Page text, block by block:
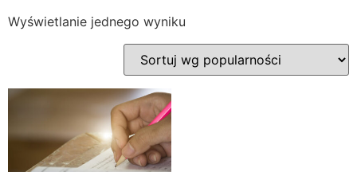
Wyświetlanie jednego wyniku